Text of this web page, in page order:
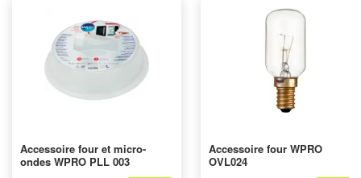
Accessoire four et micro-
ondes WPRO PLL 003
Accessoire four WPRO
OVL024